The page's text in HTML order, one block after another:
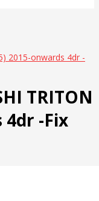
2015-onwards 4dr -
TRITON
4dr -Fix